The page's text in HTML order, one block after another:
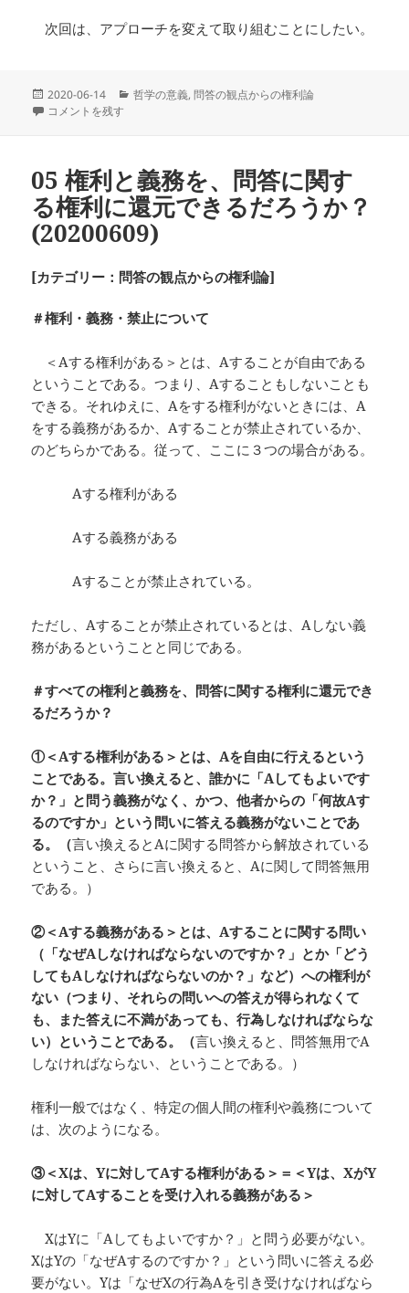
次回は、アプローチを変えて取り組むことにしたい。
投
稿
2020-06-14
カ
哲学の意義,問答の観点からの権利論
06 ＃前回の再検討 (20200614) に
コメントを残す
05 権利と義務を、問答に関す
る権利に還元できるだろうか？
(20200609)
[カテゴリー：問答の観点からの権利論]
＃権利・義務・禁止について
＜Aする権利がある＞とは、Aすることが自由である
ということである。つまり、Aすることもしないことも
できる。それゆえに、Aをする権利がないときには、A
をする義務があるか、Aすることが禁止されているか、
のどちらかである。従って、ここに３つの場合がある。
Aする権利がある
Aする義務がある
Aすることが禁止されている。
ただし、Aすることが禁止されているとは、Aしない義
務があるということと同じである。
＃すべての権利と義務を、問答に関する権利に還元でき
るだろうか？
①＜Aする権利がある＞とは、Aを自由に行えるという
ことである。言い換えると、誰かに「Aしてもよいです
か？」と問う義務がなく、かつ、他者からの「何故Aす
るのですか」という問いに答える義務がないことであ
る。（言い換えるとAに関する問答から解放されている
ということ、さらに言い換えると、Aに関して問答無用
である。）
②＜Aする義務がある＞とは、Aすることに関する問い
（「なぜAしなければならないのですか？」とか「どう
してもAしなければならないのか？」など）への権利が
ない（つまり、それらの問いへの答えが得られなくて
も、また答えに不満があっても、行為しなければならな
い）ということである。（言い換えると、問答無用でA
しなければならない、ということである。）
権利一般ではなく、特定の個人間の権利や義務について
は、次のようになる。
③＜Xは、Yに対してAする権利がある＞＝＜Yは、XがY
に対してAすることを受け入れる義務がある＞
XはYに「Aしてもよいですか？」と問う必要がない。
XはYの「なぜAするのですか？」という問いに答える必
要がない。Yは「なぜXの行為Aを引き受けなければなら